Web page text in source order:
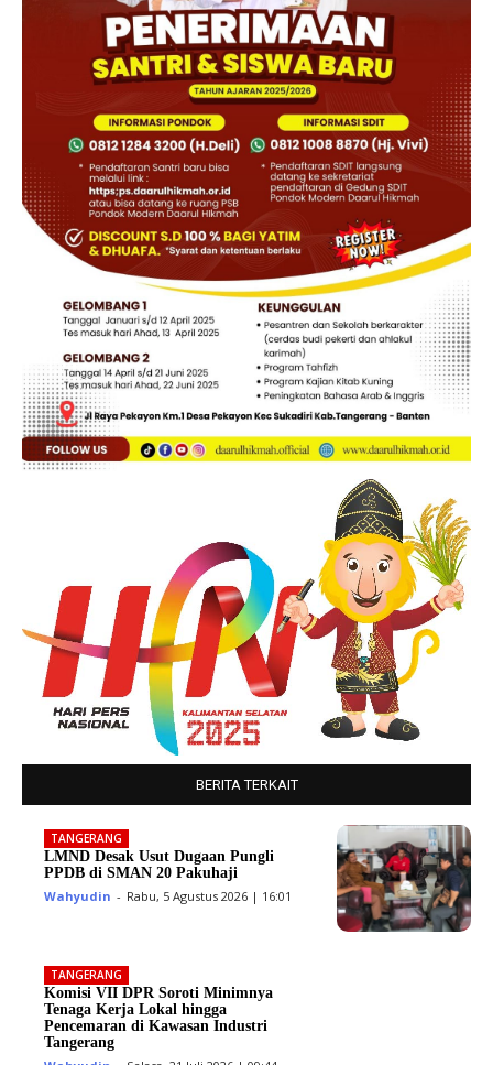
BERITA TERKAIT
TANGERANG
LMND Desak Usut Dugaan Pungli
PPDB di SMAN 20 Pakuhaji
Wahyudin - Rabu, 5 Agustus 2026 | 16:01
TANGERANG
Komisi VII DPR Soroti Minimnya
Tenaga Kerja Lokal hingga
Pencemaran di Kawasan Industri
Tangerang